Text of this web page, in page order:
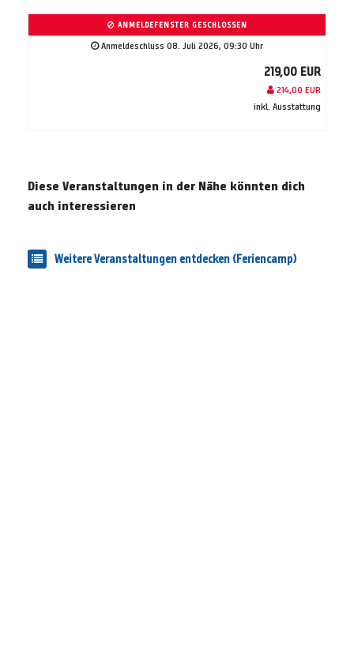
ANMELDEFENSTER GESCHLOSSEN
Anmeldeschluss 08. Juli 2026, 09:30 Uhr
219,00 EUR
214,00 EUR
inkl. Ausstattung
Diese Veranstaltungen in der Nähe könnten dich
auch interessieren
Weitere Veranstaltungen entdecken (Feriencamp)